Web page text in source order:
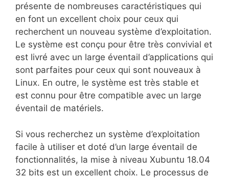
présente de nombreuses caractéristiques qui
en font un excellent choix pour ceux qui
recherchent un nouveau système d’exploitation.
Le système est conçu pour être très convivial et
est livré avec un large éventail d’applications qui
sont parfaites pour ceux qui sont nouveaux à
Linux. En outre, le système est très stable et
est connu pour être compatible avec un large
éventail de matériels.
Si vous recherchez un système d’exploitation
facile à utiliser et doté d’un large éventail de
fonctionnalités, la mise à niveau Xubuntu 18.04
32 bits est un excellent choix. Le processus de